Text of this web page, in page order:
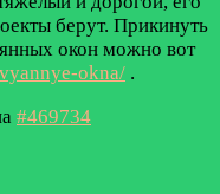
берут. Прикинуть
окон можно вот
okna/ .
#469734